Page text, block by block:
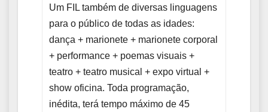
Um FIL também de diversas linguagens
para o público de todas as idades:
dança + marionete + marionete corporal
+ performance + poemas visuais +
teatro + teatro musical + expo virtual +
show oficina. Toda programação,
inédita, terá tempo máximo de 45